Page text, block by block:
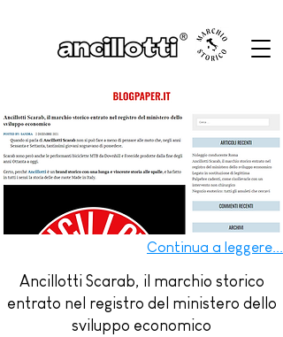
Continua a leggere...
Ancillotti Scarab, il marchio storico
entrato nel registro del ministero dello
sviluppo economico